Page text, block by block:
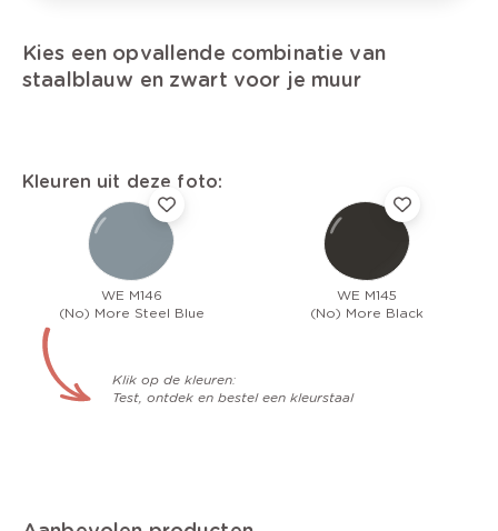
Kies een opvallende combinatie van
staalblauw en zwart voor je muur
Kleuren uit deze foto:
WE M146
(No) More Steel Blue
WE M145
(No) More Black
Klik op de kleuren:
Test, ontdek en bestel een kleurstaal